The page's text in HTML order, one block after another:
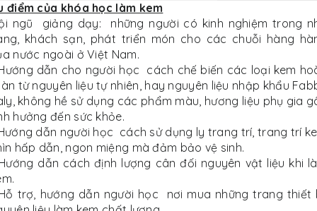
điểm của khóa học làm kem
ngũ giảng dạy: những người có kinh nghiệm trong
khách sạn, phát triển món cho các chuỗi hàng
nước ngoài ở Việt Nam.
dẫn cho người học cách chế biến các loại kem
từ nguyên liệu tự nhiên, hay nguyên liệu nhập khẩu
không hề sử dụng các phẩm màu, hương liệu phụ gia
hưởng đến sức khỏe.
dẫn người học cách sử dụng ly trang trí, trang trí
hấp dẫn, ngon miệng mà đảm bảo vệ sinh.
dẫn cách định lượng cân đối nguyên vật liệu khi
trợ, hướng dẫn người học nơi mua những trang thiết